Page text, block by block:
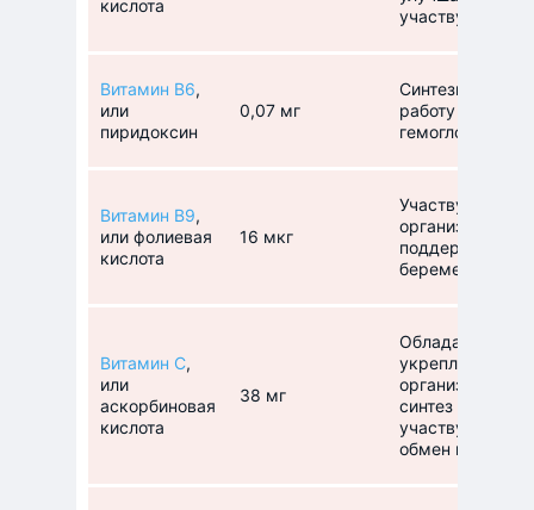
кислота
участвует в
Витамин В6,
или
пиридоксин
0,07 мг
Синтезирует
работу
гемоглобина,
Витамин В9,
или фолиевая
кислота
16 мкг
Участвует в
организма, в
поддерживает
беременности
Витамин С,
или
аскорбиновая
кислота
38 мг
Обладает
укрепляет
организм от
синтез
участвует в
обмен веществ.